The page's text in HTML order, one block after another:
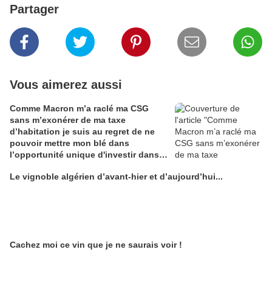
Partager
Vous aimerez aussi
Comme Macron m’a raclé ma CSG
sans m’exonérer de ma taxe
d’habitation je suis au regret de ne
pouvoir mettre mon blé dans
l’opportunité unique d'investir dans
Alain Edouard
Le vignoble algérien d’avant-hier et d’aujourd’hui...
Cachez moi ce vin que je ne saurais voir !